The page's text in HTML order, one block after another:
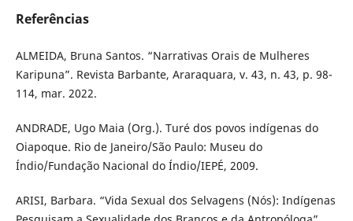
Referências
ALMEIDA, Bruna Santos. “Narrativas Orais de Mulheres
Karipuna”. Revista Barbante, Araraquara, v. 43, n. 43, p. 98-
114, mar. 2022.
ANDRADE, Ugo Maia (Org.). Turé dos povos indígenas do
Oiapoque. Rio de Janeiro/São Paulo: Museu do
Índio/Fundação Nacional do Índio/IEPÉ, 2009.
ARISI, Barbara. “Vida Sexual dos Selvagens (Nós): Indígenas